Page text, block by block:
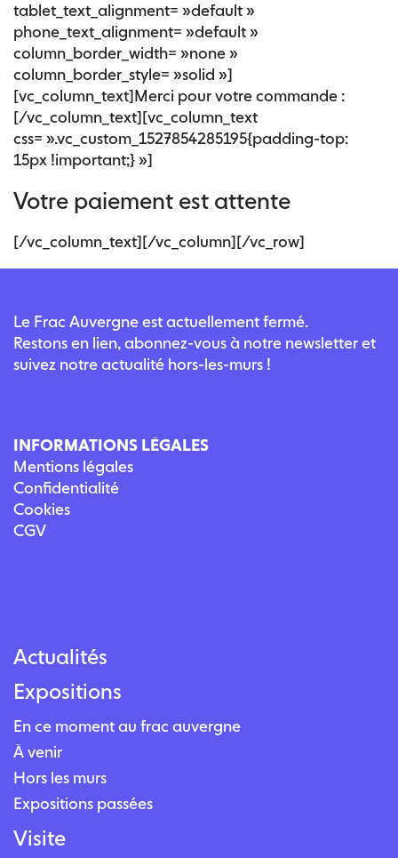
tablet_text_alignment= »default »
phone_text_alignment= »default »
column_border_width= »none »
column_border_style= »solid »]
[vc_column_text]Merci pour votre commande :
[/vc_column_text][vc_column_text
css= ».vc_custom_1527854285195{padding-top:
15px !important;} »]
Votre paiement est attente
[/vc_column_text][/vc_column][/vc_row]
Le Frac Auvergne est actuellement fermé.
Restons en lien, abonnez-vous à notre newsletter et
suivez notre actualité hors-les-murs !
INFORMATIONS LÉGALES
Mentions légales
Confidentialité
Cookies
CGV
Actualités
Expositions
En ce moment au frac auvergne
À venir
Hors les murs
Expositions passées
Visite